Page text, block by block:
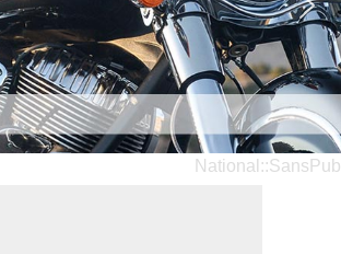
National::SansPub